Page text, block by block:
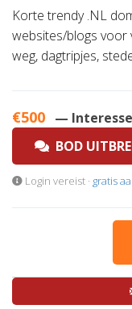
Korte trendy .NL
websites/blogs voor
weg, dagtripjes,
€500 —
BOD
Login vereist · gratis